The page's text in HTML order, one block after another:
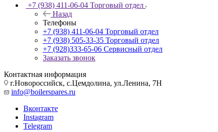
+7 (938) 411-06-04 Торговый отдел
Назад
Телефоны
+7 (938) 411-06-04 Торговый отдел
+7 (938) 505-33-35 Торговый отдел
+7 (928)333-65-06 Сервисный отдел
Заказать звонок
Контактная информация
г.Новороссийск, с.Цемдолина, ул.Ленина, 7Н
info@boilerspares.ru
Вконтакте
Instagram
Telegram